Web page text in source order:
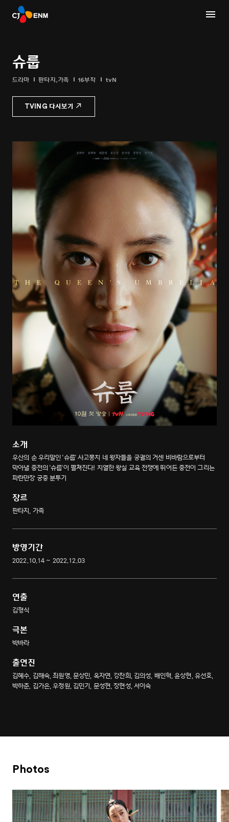
슈룹
드라마 판타지,가족 16부작 tvN
TVING 다시보기
소개
우산의 순 우리말인 '슈룹' 사고뭉치 네 왕자들을 궁궐의 거센 비바람으로부터
막아낼 중전의 '슈룹'이 펼쳐진다! 치열한 왕실 교육 전쟁에 뛰어든 중전이 그리는
파란만장 궁중 분투기
장르
판타지, 가족
방영기간
2022.10.14 ~ 2022.12.03
연출
김형식
극본
박바라
출연진
김혜수, 김해숙, 최원영, 문상민, 옥자연, 강찬희, 김의성, 배인혁, 윤상현, 유선호,
박하준, 김가은, 우정원, 김민기, 문성현, 장현성, 서이숙
Photos